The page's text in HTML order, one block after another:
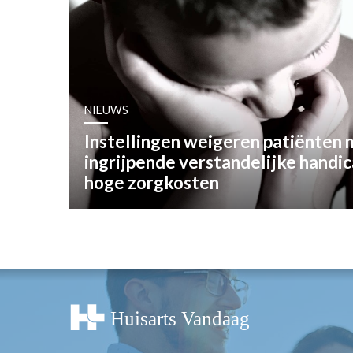
OPINIE
TARIEVEN
VPHUISARTSEN
MEDISCHE
INLOGGEN
REGISTRATIE
NIEUWS
Instellingen weigeren patiënten
ingrijpende verstandelijke
hoge zorgkosten